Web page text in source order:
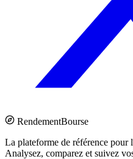
RendementBourse
La plateforme de référence pour
Analysez, comparez et suivez